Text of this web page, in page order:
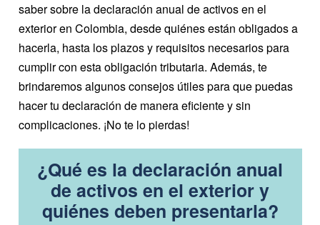
saber sobre la declaración anual de activos en el
exterior en Colombia, desde quiénes están obligados a
hacerla, hasta los plazos y requisitos necesarios para
cumplir con esta obligación tributaria. Además, te
brindaremos algunos consejos útiles para que puedas
hacer tu declaración de manera eficiente y sin
complicaciones. ¡No te lo pierdas!
¿Qué es la declaración anual
de activos en el exterior y
quiénes deben presentarla?